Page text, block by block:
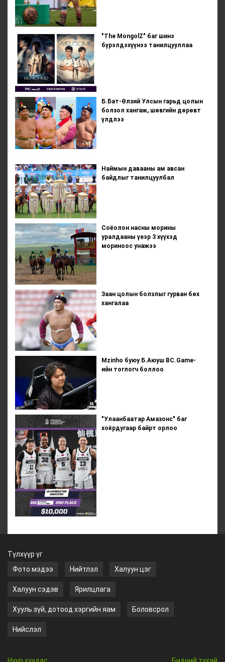
"The MongolZ" баг шинэ
бүрэлдэхүүнээ танилцууллаа
Б.Бат-Өлзий Улсын гарьд цолын
болзол хангаж, шөвгийн дөрөвт
үлдлээ
Наймын давааны ам авсан
байдлыг танилцуулбал
Соёолон насны морины
уралдааны үеэр 3 хүүхэд
мориноос унажээ
Заан цолын болзлыг гурван бөх
хангалаа
Mzinho буюу Б.Аюуш BC.Game-
ийн тоглогч боллоо
"Улаанбаатар Амазонс" баг
хоёрдугаар байрт орлоо
Түлхүүр үг
Фото мэдээ
Нийтлэл Халуун цэг
Халуун сэдэв Ярилцлага
Хууль зүй, дотоод хэргийн яам Боловсрол
Нийслэл